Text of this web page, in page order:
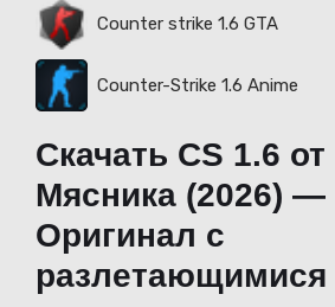
Counter strike 1.6 GTA
Counter-Strike 1.6 Anime
Скачать CS 1.6
Мясника (2026) —
Оригинал с
разлетающимися